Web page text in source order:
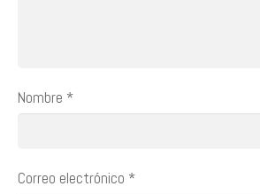
Nombre *
Correo electrónico *